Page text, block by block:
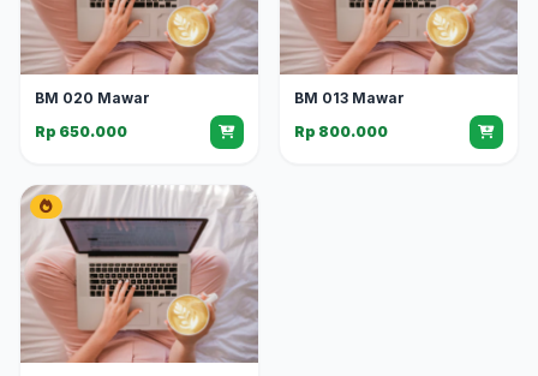
BM 020 Mawar
Rp 650.000
BM 013 Mawar
Rp 800.000